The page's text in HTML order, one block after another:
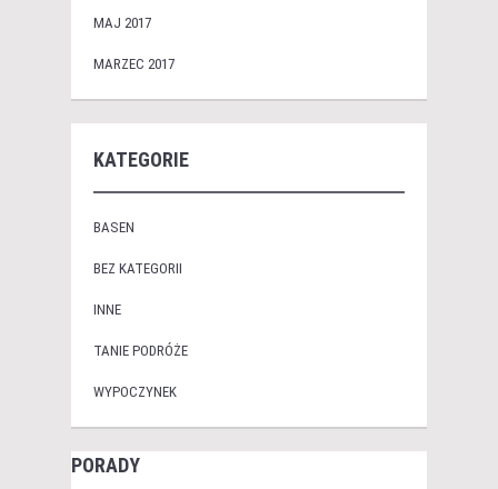
MAJ 2017
MARZEC 2017
KATEGORIE
BASEN
BEZ KATEGORII
INNE
TANIE PODRÓŻE
WYPOCZYNEK
PORADY